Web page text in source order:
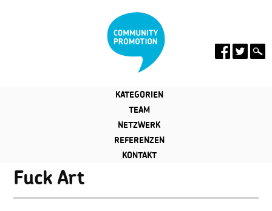
KATEGORIEN
TEAM
NETZWERK
REFERENZEN
KONTAKT
Fuck Art